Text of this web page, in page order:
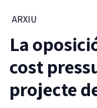
ARXIU
La
cost
projecte